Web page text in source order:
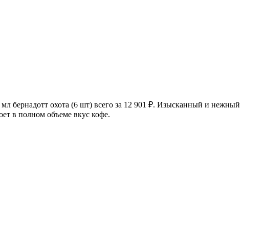
бернадотт охота (6 шт) всего за 12 901 ₽. Изысканный и нежный
в полном объеме вкус кофе.